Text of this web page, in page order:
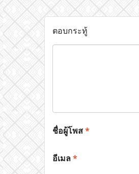
ตอบกระทู้
ชื่อผู้โพส*
อีเมล*